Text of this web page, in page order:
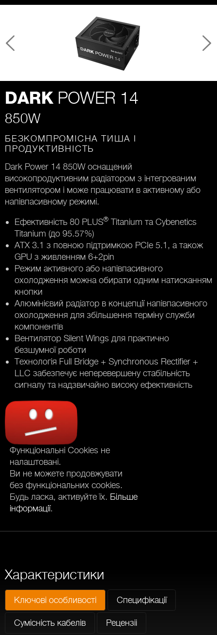
DARK POWER 14
850W
БЕЗКОМПРОМІСНА ТИША І
ПРОДУКТИВНІСТЬ
Dark Power 14 850W оснащений
високопродуктивним радіатором з інтегрованим
вентилятором і може працювати в активному або
напівпасивному режимі.
Ефективність 80 PLUS® Titanium та Cybenetics
Titanium (до 95.57%)
ATX 3.1 з повною підтримкою PCIe 5.1, а також
GPU з живленням 6+2pin
Режим активного або напівпасивного
охолодження можна обирати одним натисканням
кнопки
Алюмінієвий радіатор в концепції напівпасивного
охолодження для збільшення терміну служби
компонентів
Вентилятор Silent Wings для практично
безшумної роботи
Технологія Full Bridge + Synchronous Rectifier +
LLC забезпечує неперевершену стабільність
сигналу та надзвичайно високу ефективність
Функціональні Cookies не
налаштовані.
Ви не можете продовжувати
без функціональних cookies.
Будь ласка, активуйте їх. Більше
інформації.
Характеристики
Ключові особливості Специфікації
Сумісність кабелів Рецензіі